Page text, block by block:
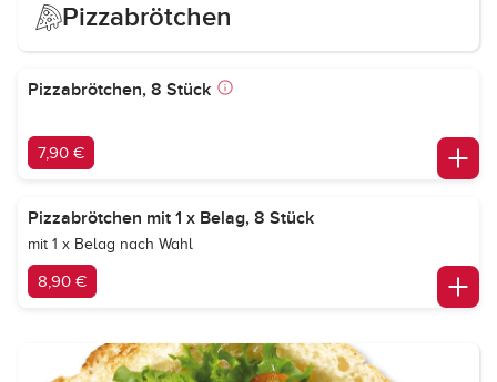
Pizzabrötchen
Pizzabrötchen, 8 Stück
7,90 €
Pizzabrötchen mit 1 x Belag, 8 Stück
mit 1 x Belag nach Wahl
8,90 €